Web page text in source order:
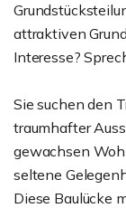
attraktiven
Interesse?
Sie suchen den
traumhafter
gewachsen
seltene
Diese Baulücke